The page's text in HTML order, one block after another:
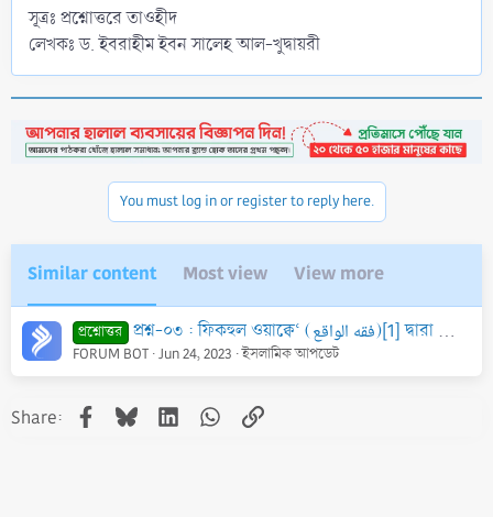
সূত্রঃ প্রশ্নোত্তরে তাওহীদ
লেখকঃ ড. ইবরাহীম ইবন সালেহ আল-খুদ্বায়রী
You must log in or register to reply here.
Similar content Most view View more
প্রশ্নোত্তর প্রশ্ন-০৩ : ফিকহুল ওয়াক্বে‘ (فقه الواقع)[1] দ্বারা কী উদ্দেশ্য? এর সুস্পষ্ট বিশ্লেষণ জানতে চাই। কারণ তার শারঈ অর্থ গ্রহণ না করে আভিধানিক অর্থ গ্রহণ কর
FORUM BOT Jun 24, 2023 ইসলামিক আপডেট
Share: Facebook
BlueskyLinkedInWhatsApp
Link